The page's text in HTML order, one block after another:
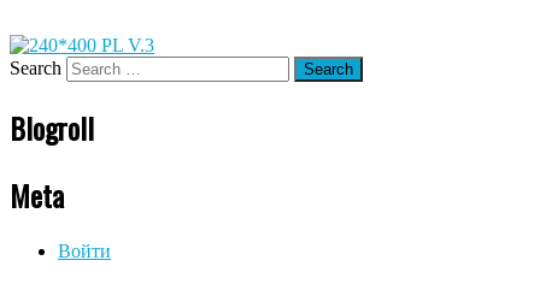
Search
Blogroll
Meta
Войти